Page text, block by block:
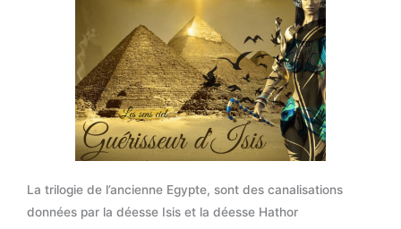
La trilogie de l’ancienne Egypte, sont des canalisations
données par la déesse Isis et la déesse Hathor